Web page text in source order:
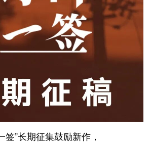
签”长期征集鼓励新作，